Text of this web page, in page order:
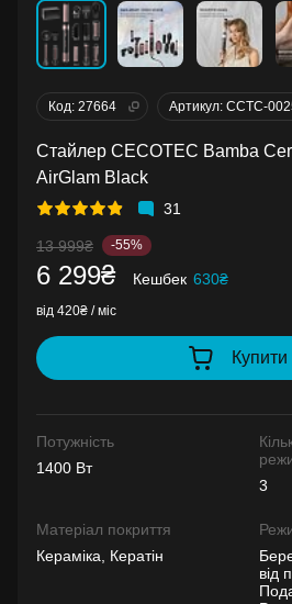
Код: 27664 Артикул: CCTC-
Стайлер CECOTEC Bamba
AirGlam Black
31
13 999₴ -55%
6 299₴ Кешбек 630₴
від 420₴ / міс
Купити
Потужність
1400 Вт
3
Матеріал покриття
Кераміка, Кератін
від